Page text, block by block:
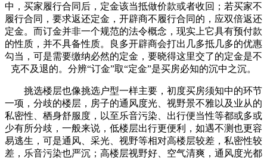
中，买家履行合同后，定金该当抵做价款或者收回；若买家不
履行合同，要求返还定金，开辟商不履行合同的，应双倍返还
定金。而订金并非一个规范的法令概念，现实上它具有预付款
的性质，并不具备性质。良多开辟商会打出几多抵几多的优惠
勾当，可是需要缴纳必然的定金，要晓得这里交了的定金是不
克不及退的。分辨“订金”取“定金”是买房必知的沉中之沉。
挑选楼层也像挑选户型一样主要，初度买房须知中的环节
一项，分歧的楼层，房子的通风度光、视野景不雅以及业从的
私密性、栖身舒服度，以至乐音污染、出行便当性等都或多或
少有所分歧，一般来说，低楼层出行更便利，如遇不测也更容
易逃生，可是通风、采光、视野等相对高楼层较差，私密性较
差，乐音污染也严沉；高楼层视野好、空气清爽，通风度光都